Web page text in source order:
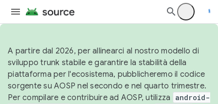
A partire dal 2026, per allinearci al nostro modello di
sviluppo trunk stabile e garantire la stabilità della
piattaforma per l'ecosistema, pubblicheremo il codice
sorgente su AOSP nel secondo e nel quarto trimestre.
Per compilare e contribuire ad AOSP, utilizza
android-